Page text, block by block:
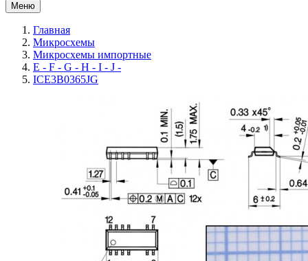
Меню
Главная
Микросхемы
Микросхемы импортные
E - F - G - H - I - J -
ICE3B0365JG